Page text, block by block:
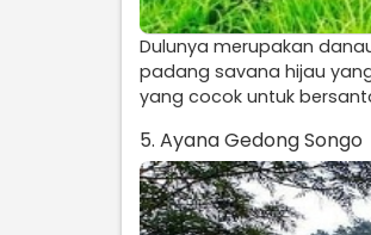
Dulunya merupakan
padang savana hijau
yang cocok untuk
5. Ayana Gedong Songo